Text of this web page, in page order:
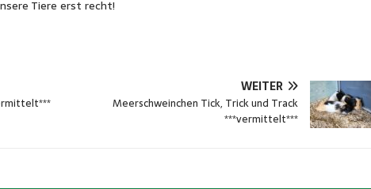
Tiere erst recht!
WEITER
Meerschweinchen Tick, Trick und Track
***vermittelt***